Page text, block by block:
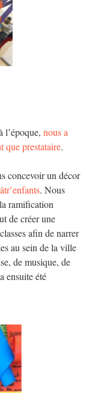
l’époque, nous a
que prestataire.
concevoir un décor
. Nous
ramification
de créer une
afin de narrer
au sein de la ville
de musique, de
ensuite été